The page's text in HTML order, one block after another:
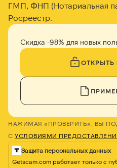
ГМП, ФНП (Нотариальная
Росреестр.
Скидка -98% для новых
ОТКРЫТЬ
НАЖИМАЯ «ПРОВЕРИТЬ», ВЫ
С УСЛОВИЯМИ
Защита персональных данных
Getscam.com работает только с